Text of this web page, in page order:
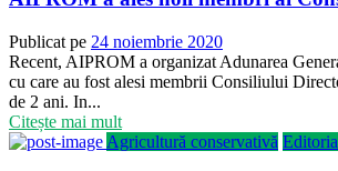
Publicat pe 24 noiembrie 2020
Recent, AIPROM a organizat Adunarea
cu care au fost alesi membrii Consiliului
de 2 ani. In...
Citește mai mult
Agricultură conservativă